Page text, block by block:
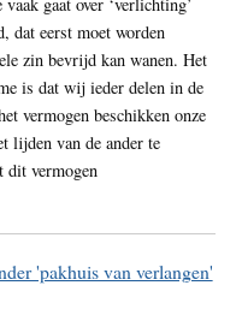
dat eerst moet worden
zin bevrijd kan wanen. Het
is dat wij ieder delen in de
vermogen beschikken onze
lijden van de ander te
dit vermogen
'pakhuis van verlangen'